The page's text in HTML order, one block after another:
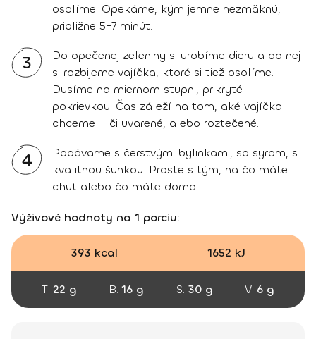
osolíme. Opekáme, kým jemne nezmäknú,
približne 5-7 minút.
3
Do opečenej zeleniny si urobíme dieru a do nej
si rozbijeme vajíčka, ktoré si tiež osolíme.
Dusíme na miernom stupni, prikryté
pokrievkou. Čas záleží na tom, aké vajíčka
chceme – či uvarené, alebo roztečené.
4
Podávame s čerstvými bylinkami, so syrom, s
kvalitnou šunkou. Proste s tým, na čo máte
chuť alebo čo máte doma.
Výživové hodnoty na 1 porciu:
393 kcal 1652 kJ
T: 22 g B: 16 g S: 30 g V: 6 g